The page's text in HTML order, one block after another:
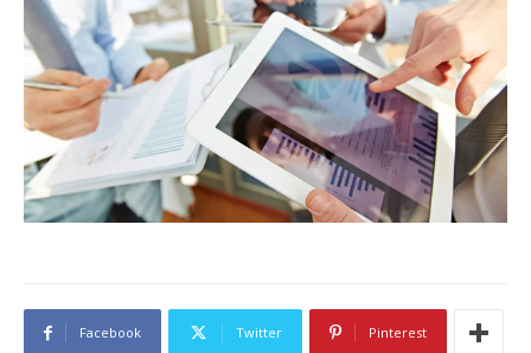
Facebook Twitter Pinterest